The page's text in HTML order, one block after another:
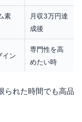
素
月収3万円達
成後
イン
専門性を高
めたい時
られた時間でも高品